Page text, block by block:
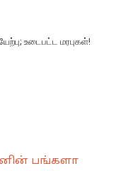
உடைபட்ட மரபுகள்!
பங்களா